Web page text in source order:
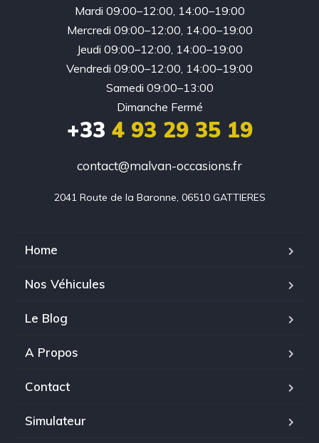
Mardi 09:00–12:00, 14:00–19:00
Mercredi 09:00–12:00, 14:00–19:00
Jeudi 09:00–12:00, 14:00–19:00
Vendredi 09:00–12:00, 14:00–19:00
Samedi 09:00–13:00
Dimanche Fermé
+33 4 93 29 35 19
contact@malvan-occasions.fr
2041 Route de la Baronne, 06510 GATTIERES
Home
Nos Véhicules
Le Blog
A Propos
Contact
Simulateur